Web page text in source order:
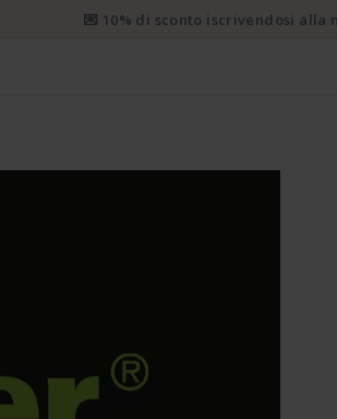
prioritaria gratuita da CHF 50. Spedizione